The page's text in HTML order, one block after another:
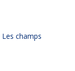
Les champs